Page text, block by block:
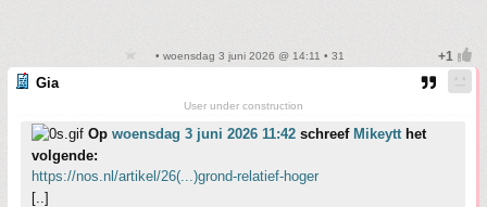
• woensdag 3 juni 2026 @ 14:11 • 31
Gia
User under construction
Op woensdag 3 juni 2026 11:42 schreef Mikeytt het
volgende:
https://nos.nl/artikel/26(...)grond-relatief-hoger
[..]